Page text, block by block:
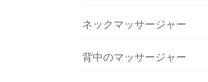
ネックマッサージャー
背中のマッサージャー